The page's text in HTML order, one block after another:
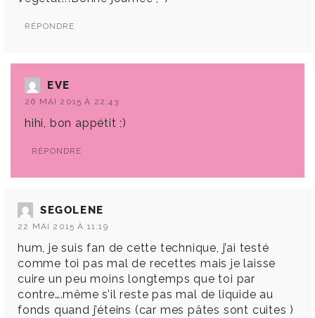
RÉPONDRE
EVE
26 MAI 2015 À 22:43
hihi, bon appétit ;)
RÉPONDRE
SEGOLENE
22 MAI 2015 À 11:19
hum, je suis fan de cette technique, j’ai testé
comme toi pas mal de recettes mais je laisse
cuire un peu moins longtemps que toi par
contre….même s’il reste pas mal de liquide au
fonds quand j’éteins (car mes pâtes sont cuites )